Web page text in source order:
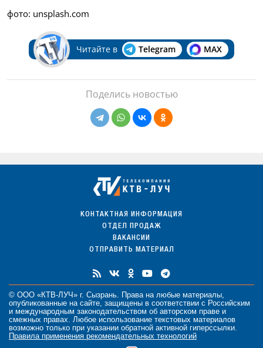
фото: unsplash.com
Читайте в Telegram MAX
Поделись новостью
КОНТАКТНАЯ ИНФОРМАЦИЯ
ОТДЕЛ ПРОДАЖ
ВАКАНСИИ
ОТПРАВИТЬ МАТЕРИАЛ
© ООО «КТВ-ЛУЧ» г. Сызрань. Права на любые материалы,
опубликованные на сайте, защищены в соответствии с Российским
и международным законодательством об авторском праве и
смежных правах. Любое использование текстовых материалов
возможно только при указании обратной активной гиперссылки.
Правила применения рекомендательных технологий